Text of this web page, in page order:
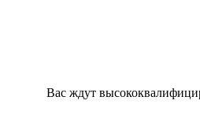
Вас ждут